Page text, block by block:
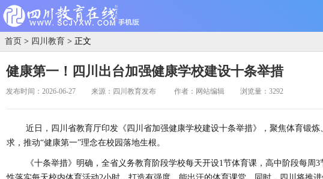
首页 > 四川教育 > 正文
健康第一！四川出台加强健康学校建设十条举措
发布时间：2026-06-27 来源：四川教育发布 作者：网站编辑 浏览量：3292
近日，四川省教育厅印发《四川省加强健康学校建设十条举措》，聚焦体育锻
求，推动“健康第一”理念在校园落地生根。
《十条举措》明确，全省义务教育阶段学校每天开设1节体育课，高中阶段每